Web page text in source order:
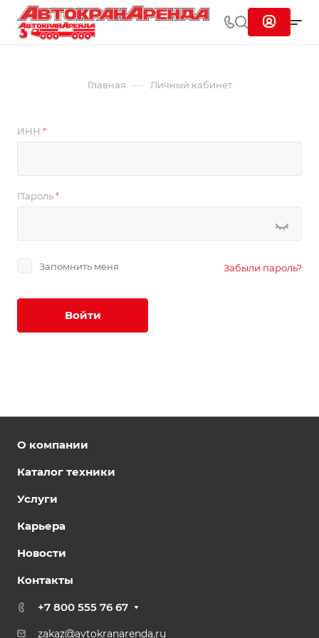
Главная — Личный кабинет
ИНН *
Пароль*
Запомнить меня Забыли пароль?
Войти
О компании
Каталог техники
Услуги
Карьера
Новости
Контакты
+7 800 555 76 67
zakaz@avtokranarenda.ru